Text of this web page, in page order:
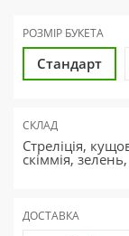
РОЗМІР БУКЕТА
Стандарт
СКЛАД
Стреліція,
скіммія,
ДОСТАВКА